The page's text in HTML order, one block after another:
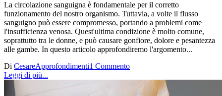
La circolazione sanguigna è fondamentale per il corretto
funzionamento del nostro organismo. Tuttavia, a volte il flusso
sanguigno può essere compromesso, portando a problemi come
l'insufficienza venosa. Quest'ultima condizione è molto comune,
soprattutto tra le donne, e può causare gonfiore, dolore e pesantezza
alle gambe. In questo articolo approfondiremo l'argomento...
Di CesareApprofondimenti1 Commento
Leggi di più...